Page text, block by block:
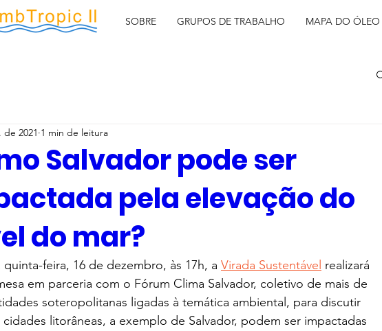
SOBRE GRUPOS DE TRABALHO MAPA DO ÓLEO
Salvador pode ser
pela elevação do
do mar?
de 2021 1 min de leitura
quinta-feira, 16 de dezembro, às 17h, a Virada Sustentável realizará
em parceria com o Fórum Clima Salvador, coletivo de mais de
soteropolitanas ligadas à temática ambiental, para discutir
litorâneas, a exemplo de Salvador, podem ser impactadas